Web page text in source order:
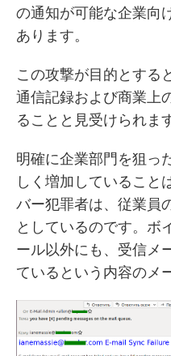
の通知が可能な企業向
あります。
この攻撃が目的とする
通信記録および商業上
ることと見受けられます
明確に企業部門を狙っ
しく増加していること
バー犯罪者は、従業員
としているのです。ボ
ール以外にも、受信メ
ているという内容のメ